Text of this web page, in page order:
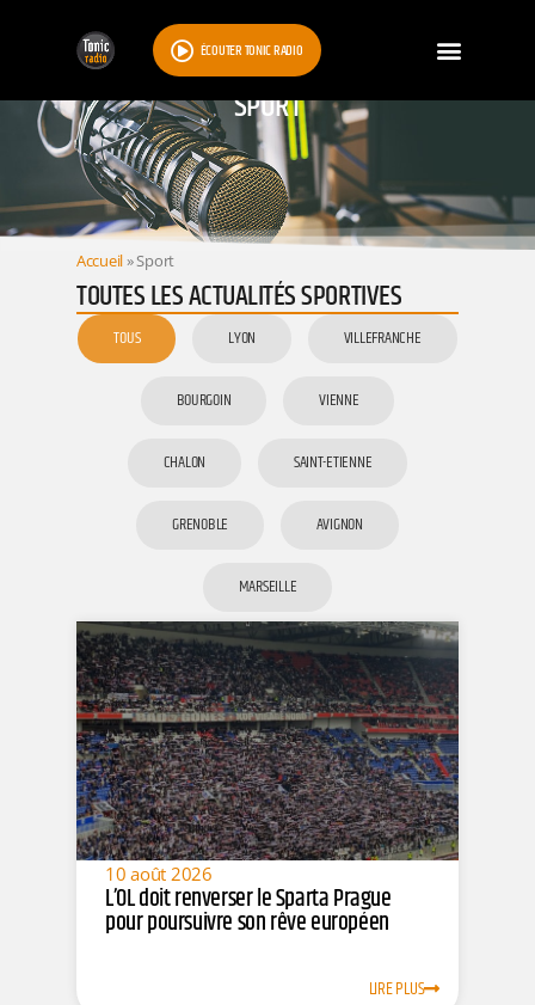
ÉCOUTER TONIC RADIO
SPORT
Accueil»Sport
TOUTES LES ACTUALITÉS SPORTIVES
TOUS LYON VILLEFRANCHE
BOURGOIN VIENNE
CHALON SAINT-ETIENNE
GRENOBLE AVIGNON
MARSEILLE
10 août 2026
L’OL doit renverser le Sparta Prague
pour poursuivre son rêve européen
LIRE PLUS